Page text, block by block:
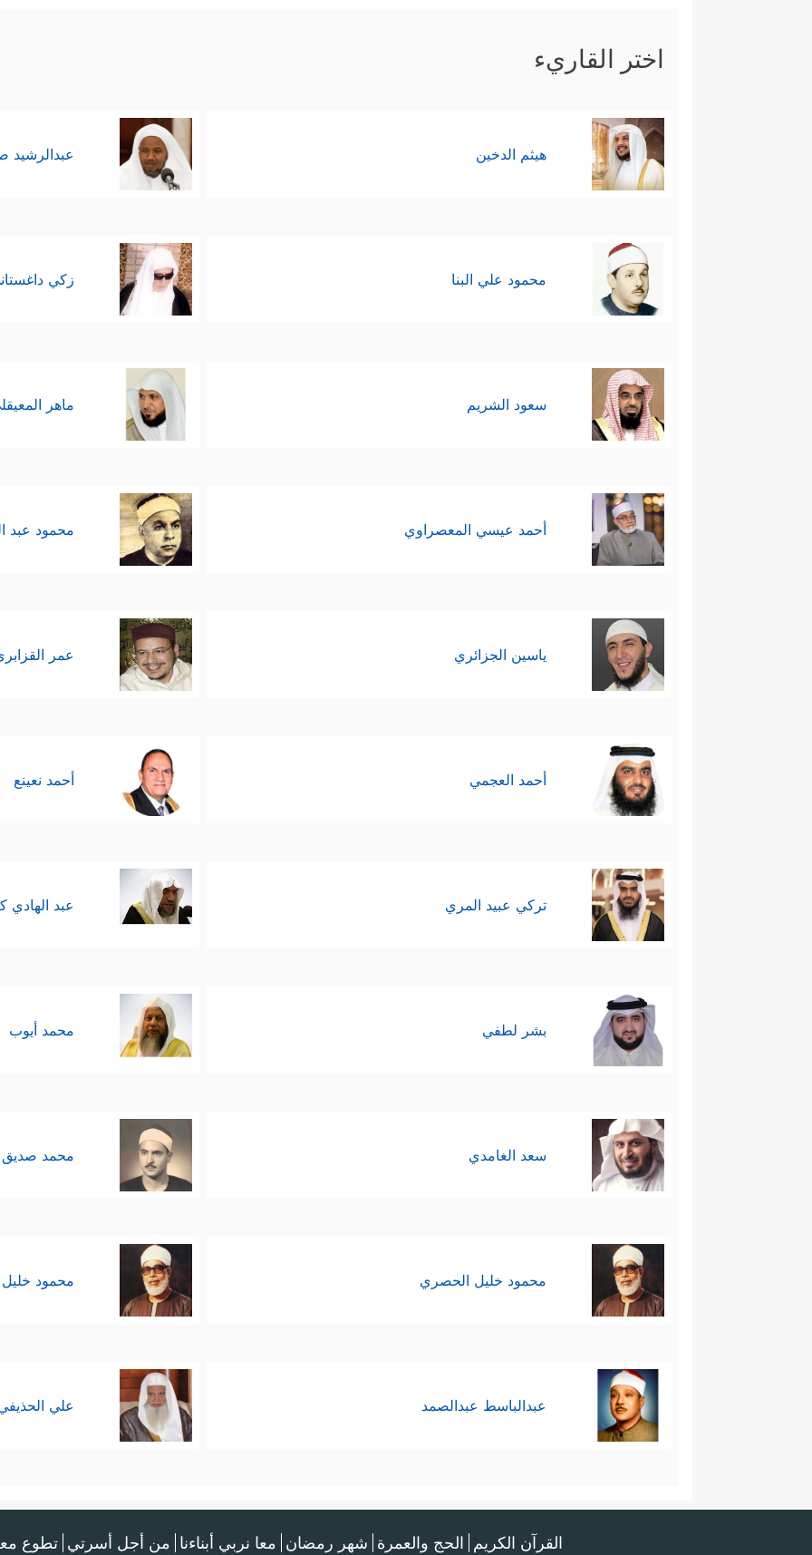
اختر القاريء
هيثم الدخين عبدالرشيد
محمود علي البنا زكي
سعود الشريم ماهر
أحمد عيسي المعصراوي محمود عبد
ياسين الجزائري عمر
أحمد العجمي أحمد نعينع
تركي عبيد المري عبد الهادي
بشر لطفي محمد أيوب
سعد الغامدي محمد صديق
محمود خليل الحصري محمود
عبدالباسط عبدالصمد علي
القرآن الكريم الحج والعمرة شهر رمضان معا نربي أبناءنا من أجل أسرتي تطوع